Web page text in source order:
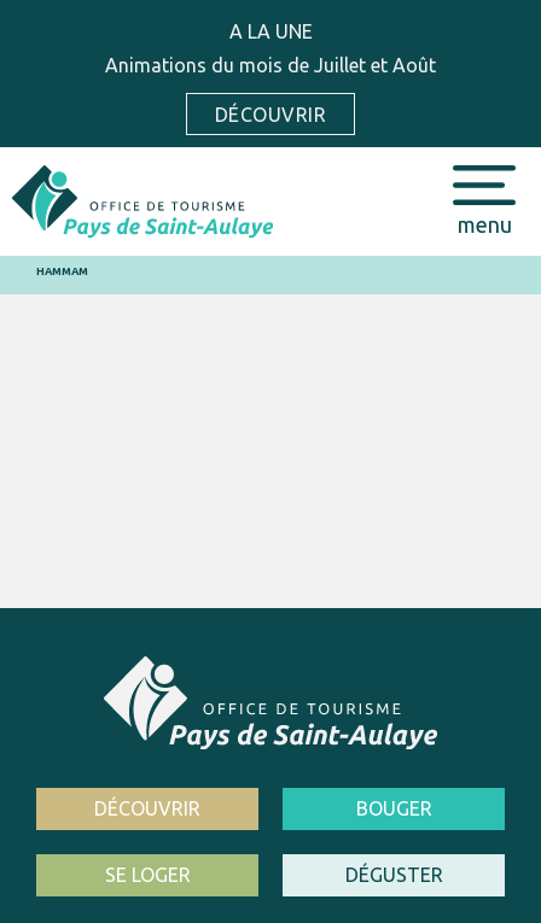
A LA UNE
Animations du mois de Juillet et Août
DÉCOUVRIR
menu
HAMMAM
DÉCOUVRIR BOUGER
SE LOGER DÉGUSTER